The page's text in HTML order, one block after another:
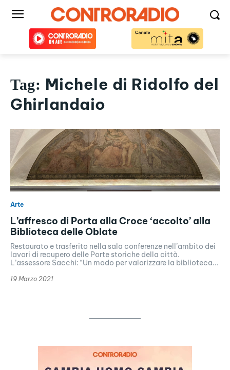
Tag: Michele di Ridolfo del
Ghirlandaio
Arte
L’affresco di Porta alla Croce ‘accolto’ alla
Biblioteca delle Oblate
Restaurato e trasferito nella sala conferenze nell’ambito dei
lavori di recupero delle Porte storiche della città.
L’assessore Sacchi: “Un modo per valorizzare la biblioteca...
19 Marzo 2021